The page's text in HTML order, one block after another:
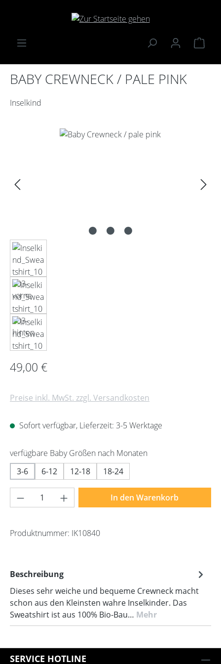
Zum Hauptinhalt springen
BABY CREWNECK / PALE PINK
Inselkind
Bildergalerie überspringen
Regulärer Preis:
49,00 €
Preise inkl. MwSt. zzgl. Versandkosten
Sofort verfügbar, Lieferzeit: 3-5 Werktage
verfügbare Baby Größen nach Monatenauswählen
3-6
6-12 12-18 18-24
Produkt Anzahl: Gib den gewünschten
In den Warenkorb
Produktnummer: IK10840
Beschreibung
Dieses sehr weiche und bequeme Crewneck macht
schon aus den Kleinsten wahre Inselkinder. Das
Sweatshirt ist aus 100% Bio-Bau… Mehr
SERVICE HOTLINE